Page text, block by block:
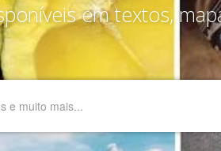
em textos,